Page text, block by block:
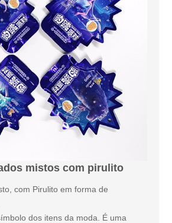
mistos com pirulito
com Pirulito em forma de
dos itens da moda. É uma